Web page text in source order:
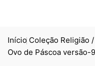
Início Coleção Religião
Ovo de Páscoa versão-9